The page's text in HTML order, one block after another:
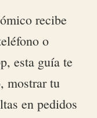
recibe
o
esta guía te
mostrar tu
en pedidos